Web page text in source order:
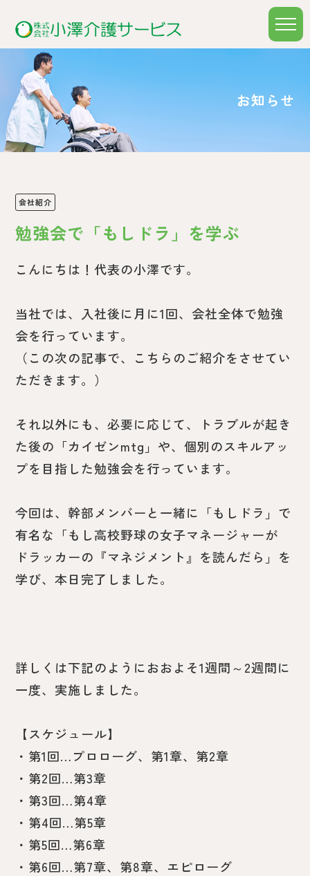
t
g
a
t
お知らせ
会社紹介
勉強会で「もしドラ」を学ぶ
こんにちは！代表の小澤です。
当社では、入社後に月に1回、会社全体で勉強
会を行っています。
（この次の記事で、こちらのご紹介をさせてい
ただきます。）
それ以外にも、必要に応じて、トラブルが起き
た後の「カイゼンmtg」や、個別のスキルアッ
プを目指した勉強会を行っています。
今回は、幹部メンバーと一緒に「もしドラ」で
有名な「もし高校野球の女子マネージャーが
ドラッカーの『マネジメント』を読んだら」を
学び、本日完了しました。
詳しくは下記のようにおおよそ1週間～2週間に
一度、実施しました。
【スケジュール】
・第1回…プロローグ、第1章、第2章
・第2回…第3章
・第3回…第4章
・第4回…第5章
・第5回…第6章
・第6回…第7章、第8章、エピローグ